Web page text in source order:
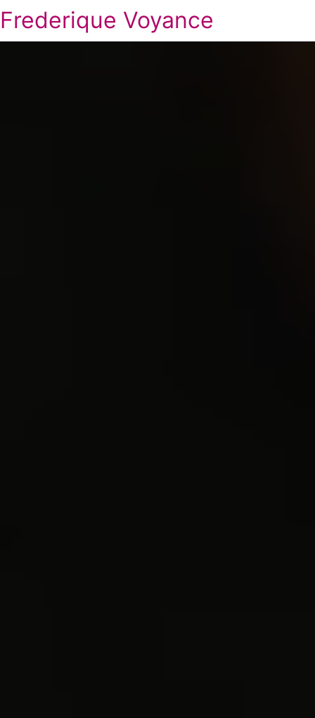
Frederique Voyance